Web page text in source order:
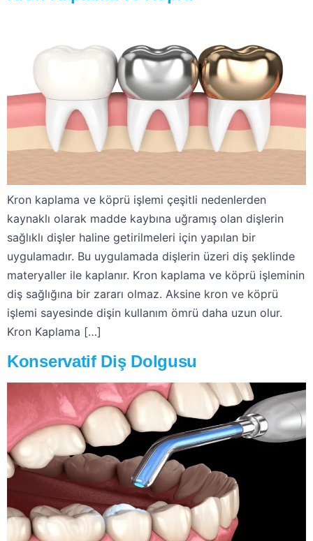
Kron kaplama ve köprü işlemi çeşitli nedenlerden
kaynaklı olarak madde kaybına uğramış olan dişlerin
sağlıklı dişler haline getirilmeleri için yapılan bir
uygulamadır. Bu uygulamada dişlerin üzeri diş şeklinde
materyaller ile kaplanır. Kron kaplama ve köprü işleminin
diş sağlığına bir zararı olmaz. Aksine kron ve köprü
işlemi sayesinde dişin kullanım ömrü daha uzun olur.
Kron Kaplama […]
Konservatif Diş Dolgusu